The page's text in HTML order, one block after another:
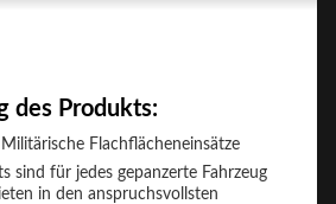
des Produkts:
Flachflächeneinsätze
sind für jedes gepanzerte Fahrzeug
in den anspruchsvollsten